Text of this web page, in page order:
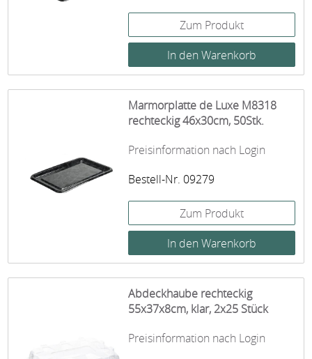
Zum Produkt
Marmorplatte de Luxe M8318
rechteckig 46x30cm, 50Stk.
Preisinformation nach Login
Bestell-Nr. 09279
Zum Produkt
Abdeckhaube rechteckig
55x37x8cm, klar, 2x25 Stück
Preisinformation nach Login